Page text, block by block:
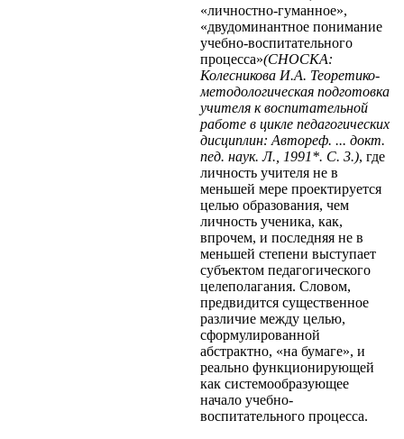
«личностно-гуманное»,
«двудоминантное понимание
учебно-воспитательного
процесса»(СНОСКА:
Колесникова И.А. Теоретико-
методологическая подготовка
учителя к воспитательной
работе в цикле педагогических
дисциплин: Автореф. ... докт.
пед. наук. Л., 1991*. С. 3.), где
личность учителя не в
меньшей мере проектируется
целью образования, чем
личность ученика, как,
впрочем, и последняя не в
меньшей степени выступает
субъектом педагогического
целеполагания. Словом,
предвидится существенное
различие между целью,
сформулированной
абстрактно, «на бумаге», и
реально функционирующей
как системообразующее
начало учебно-
воспитательного процесса.